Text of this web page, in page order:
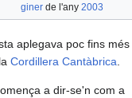
giner de l'any 2003
aplegava poc fins més
Cordillera Cantàbrica
a dir-se'n com a